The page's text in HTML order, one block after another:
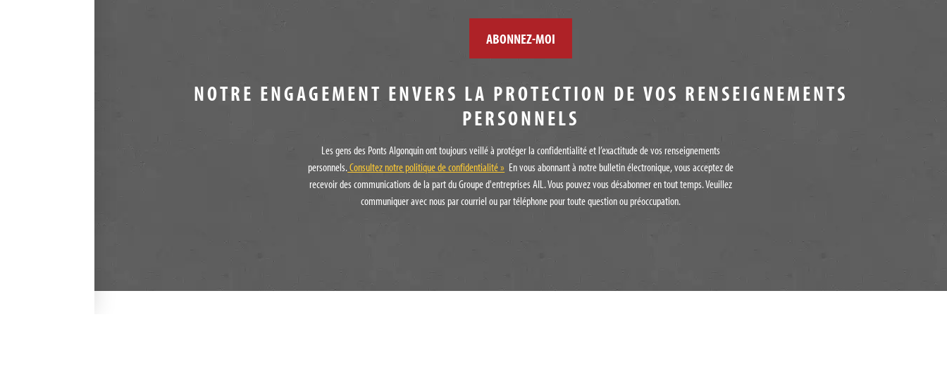
NOTRE ENGAGEMENT ENVERS LA PROTECTION DE VOS RENSEIGNEMENTS
PERSONNELS
Les gens des Ponts Algonquin ont toujours veillé à protéger la confidentialité et l’exactitude de vos renseignements
personnels.Consultez notre politique de confidentialité » En vous abonnant à notre bulletin électronique, vous acceptez de
recevoir des communications de la part du Groupe d'entreprises AIL. Vous pouvez vous désabonner en tout temps. Veuillez
communiquer avec nous par courriel ou par téléphone pour toute question ou préoccupation.